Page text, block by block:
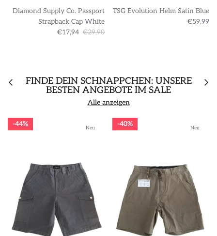
Diamond Supply Co. Passport
Strapback Cap White
€17,94 €29,90
TSG Evolution Helm Satin Blue
€59,99
FINDE DEIN SCHNÄPPCHEN: UNSERE
BESTEN ANGEBOTE IM SALE
Alle anzeigen
Neu
44% Neu
40%